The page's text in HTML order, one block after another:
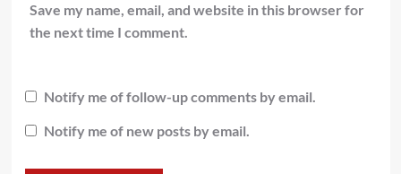
Save my name, email, and website in this browser for
the next time I comment.
Notify me of follow-up comments by email.
Notify me of new posts by email.